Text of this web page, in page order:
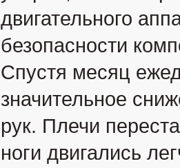
двигательного
безопасности
Спустя месяц
значительное
рук. Плечи
ноги двигались